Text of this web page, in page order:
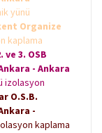
yünü
Organize
kaplama
ve 3. OSB
- Ankara
izolasyon
O.S.B.
-
kaplama